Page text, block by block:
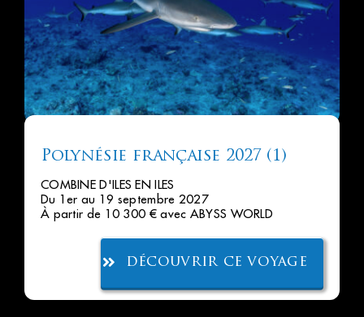
Polynésie française 2027 (1)
COMBINE D'ILES EN ILES
Du 1er au 19 septembre 2027
À partir de 10 300 € avec ABYSS WORLD
découvrir ce voyage